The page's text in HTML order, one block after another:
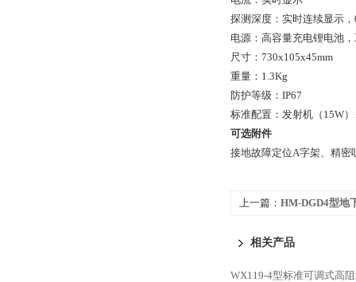
探测深度：实时连续显示，
电源：高容量充电锂电池
尺寸： 730x105x45mm
重量： 1.3Kg
防护等级： IP67
标准配置：发射机（ 15W
可选附件
接地故障定位A字架、精密
上一篇： HM-DGD4型地
相关产品
WX119-4型标准可调式高